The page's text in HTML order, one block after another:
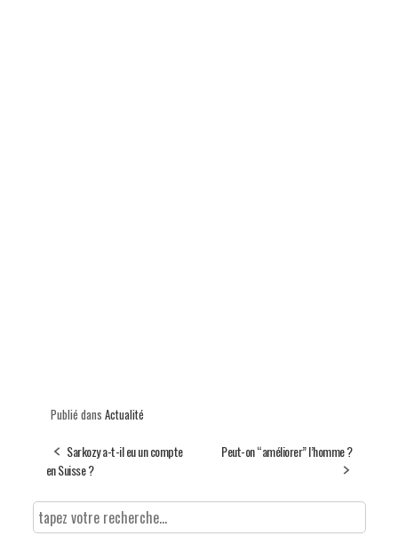
Publié dans Actualité
Sarkozy a-t-il eu un compte
en Suisse ?
Peut-on “améliorer” l’homme ?